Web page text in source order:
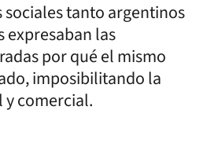
tanto argentinos
expresaban las
por qué el mismo
imposibilitando la
y comercial.